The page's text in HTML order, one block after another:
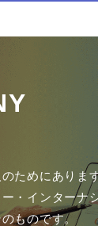
のためにありま
ー・インターナ
ものです。